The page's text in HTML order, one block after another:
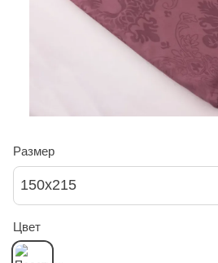
Размер
150х215
Цвет